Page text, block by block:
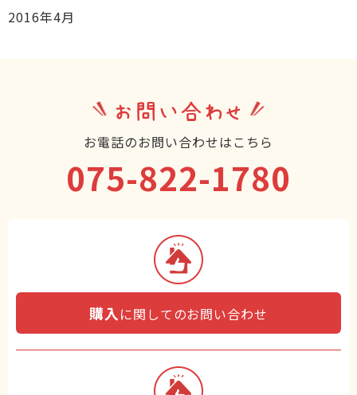
2016年4月
お問い合わせ
お電話のお問い合わせはこちら
075-822-1780
購入 に関してのお問い合わせ